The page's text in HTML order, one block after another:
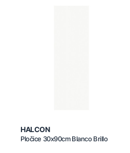
HALCON
Pločice 30x90cm Blanco Brillo